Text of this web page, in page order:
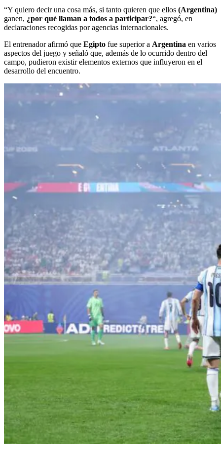
“Y quiero decir una cosa más, si tanto quieren que ellos (Argentina)
ganen, ¿por qué llaman a todos a participar?“, agregó, en
declaraciones recogidas por agencias internacionales.
El entrenador afirmó que Egipto fue superior a Argentina en varios
aspectos del juego y señaló que, además de lo ocurrido dentro del
campo, pudieron existir elementos externos que influyeron en el
desarrollo del encuentro.